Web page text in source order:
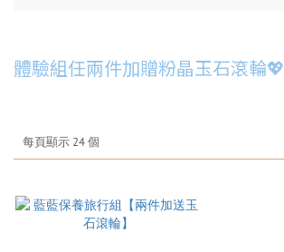
體驗組任兩件加贈粉晶玉石滾輪💖
每頁顯示 24 個